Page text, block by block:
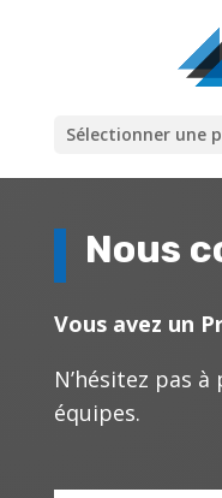
Sélectionner une
Nous
Vous avez un
N’hésitez pas
équipes.